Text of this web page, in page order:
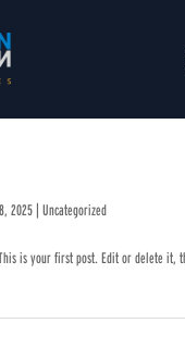
2025| Uncategorized
This is your first post. Edit or delete it,